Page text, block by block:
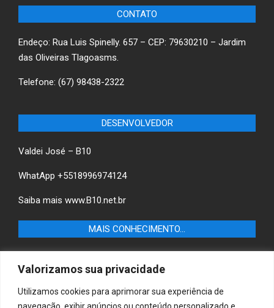
Valorizamos sua privacidade
Utilizamos cookies para aprimorar sua experiência de
navegação, exibir anúncios ou conteúdo personalizado e
CONTATO
Endeço: Rua Luis Spinelly. 657 – CEP: 79630210 – Jardim
das Oliveiras Tlagoasms.
Telefone: (67) 98438-2322
DESENVOLVEDOR
Valdei José – B10
WhatApp +5518996974124
Saiba mais www.B10.net.br
MAIS CONHECIMENTO…
Castilho-SP e descubra as melhores empresas e serviços
locais.